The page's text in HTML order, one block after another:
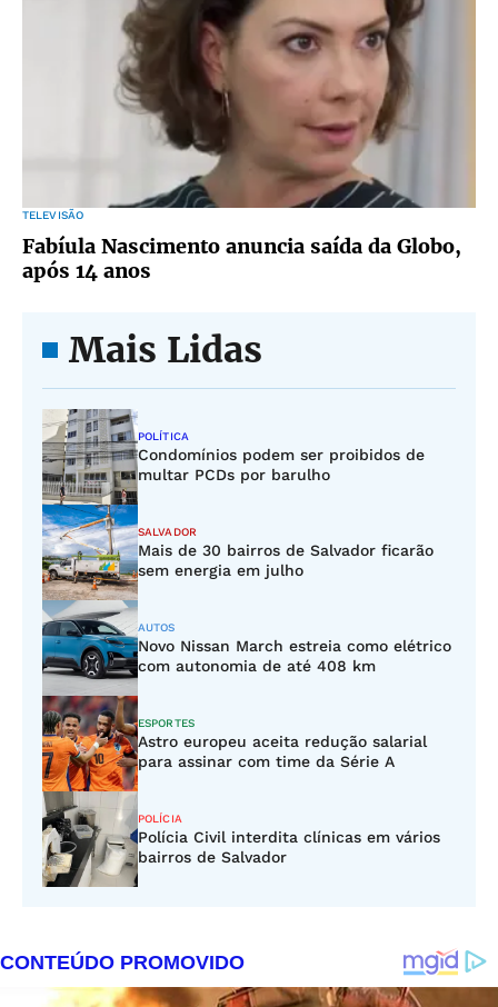
TELEVISÃO
Fabíula Nascimento anuncia saída da Globo,
após 14 anos
Mais Lidas
POLÍTICA
Condomínios podem ser proibidos de
multar PCDs por barulho
SALVADOR
Mais de 30 bairros de Salvador ficarão
sem energia em julho
AUTOS
Novo Nissan March estreia como elétrico
com autonomia de até 408 km
ESPORTES
Astro europeu aceita redução salarial
para assinar com time da Série A
POLÍCIA
Polícia Civil interdita clínicas em vários
bairros de Salvador